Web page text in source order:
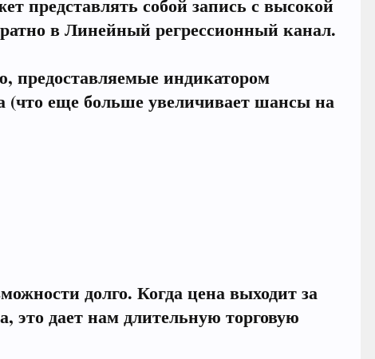
в Линейный регрессионный канал.
предоставляемые индикатором
(что еще больше увеличивает шансы на
долго. Когда цена выходит за
это дает нам длительную торговую